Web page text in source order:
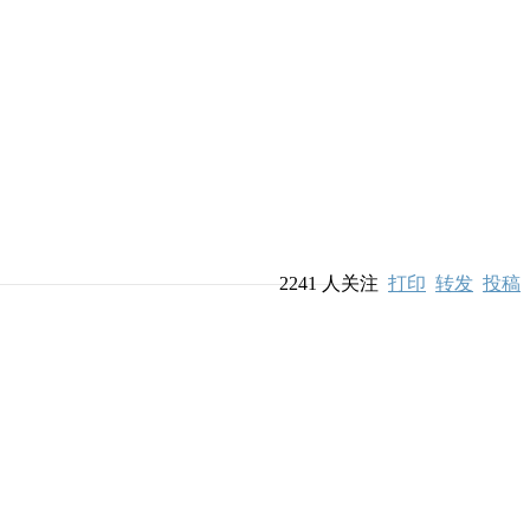
2241人关注 打印 转发 投稿